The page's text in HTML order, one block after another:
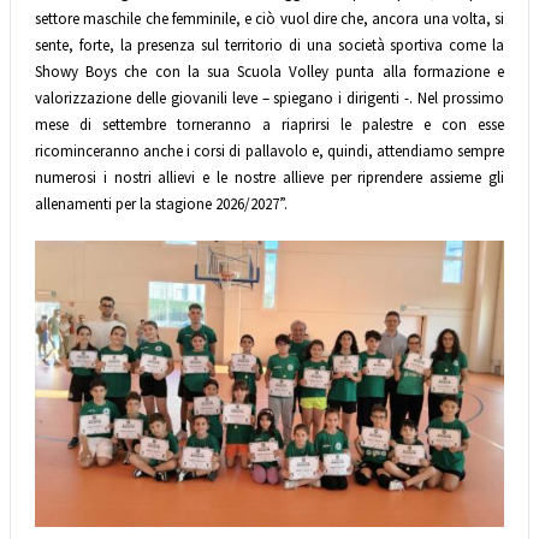
settore maschile che femminile, e ciò vuol dire che, ancora una volta, si
sente, forte, la presenza sul territorio di una società sportiva come la
Showy Boys che con la sua Scuola Volley punta alla formazione e
valorizzazione delle giovanili leve – spiegano i dirigenti -. Nel prossimo
mese di settembre torneranno a riaprirsi le palestre e con esse
ricominceranno anche i corsi di pallavolo e, quindi, attendiamo sempre
numerosi i nostri allievi e le nostre allieve per riprendere assieme gli
allenamenti per la stagione 2026/2027”.